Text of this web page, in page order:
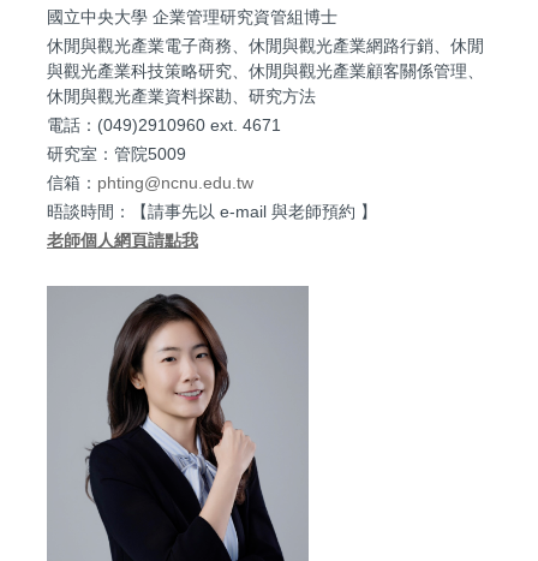
國立中央大學 企業管理研究資管組博士
休閒與觀光產業電子商務、休閒與觀光產業網路行銷、休閒
與觀光產業科技策略研究、休閒與觀光產業顧客關係管理、
休閒與觀光產業資料探勘、研究方法
電話：(049)2910960 ext. 4671
研究室：管院5009
信箱： phting@ncnu.edu.tw
晤談時間：【請事先以 e-mail 與老師預約 】
老師個人網頁請點我